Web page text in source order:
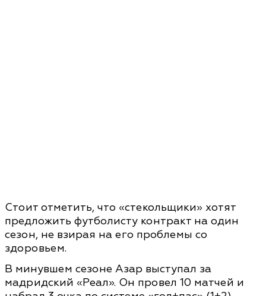
Стоит отметить, что «стекольщики» хотят
предложить футболисту контракт на один
сезон, не взирая на его проблемы со
здоровьем.
В минувшем сезоне Азар выступал за
мадридский «Реал». Он провел 10 матчей и